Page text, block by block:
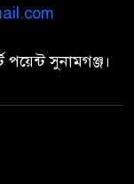
দিবস: সুনামগঞ্জে
সুনামগঞ্জ।